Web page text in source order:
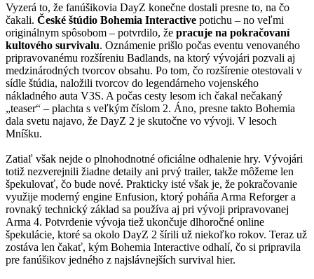
Vyzerá to, že fanúšikovia DayZ konečne dostali presne to, na čo
čakali. České štúdio Bohemia Interactive potichu – no veľmi
originálnym spôsobom – potvrdilo, že pracuje na pokračovaní
kultového survivalu. Oznámenie prišlo počas eventu venovaného
pripravovanému rozšíreniu Badlands, na ktorý vývojári pozvali aj
medzinárodných tvorcov obsahu. Po tom, čo rozšírenie otestovali v
sídle štúdia, naložili tvorcov do legendárneho vojenského
nákladného auta V3S. A počas cesty lesom ich čakal nečakaný
„teaser“ – plachta s veľkým číslom 2. Áno, presne takto Bohemia
dala svetu najavo, že DayZ 2 je skutočne vo vývoji. V lesoch
Mníšku.
Zatiaľ však nejde o plnohodnotné oficiálne odhalenie hry. Vývojári
totiž nezverejnili žiadne detaily ani prvý trailer, takže môžeme len
špekulovať, čo bude nové. Prakticky isté však je, že pokračovanie
využije moderný engine Enfusion, ktorý poháňa Arma Reforger a
rovnaký technický základ sa používa aj pri vývoji pripravovanej
Arma 4. Potvrdenie vývoja tiež ukončuje dlhoročné online
špekulácie, ktoré sa okolo DayZ 2 šírili už niekoľko rokov. Teraz už
zostáva len čakať, kým Bohemia Interactive odhalí, čo si pripravila
pre fanúšikov jedného z najslávnejších survival hier.